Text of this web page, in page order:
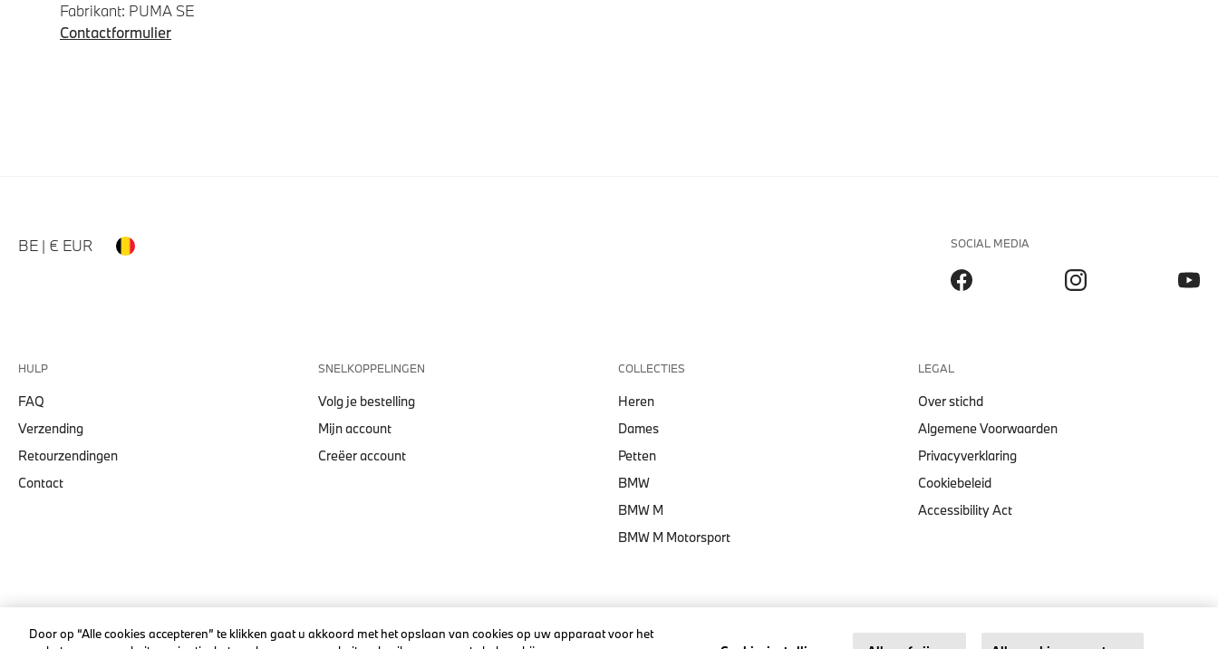
Fabrikant: PUMA SE
Contactformulier
BE | € EUR SOCIAL MEDIA
HULP
FAQ
Verzending
Retourzendingen
Contact
SNELKOPPELINGEN
Volg je bestelling
Mijn account
Creëer account
COLLECTIES
Heren
Dames
Petten
BMW
BMW M
BMW M Motorsport
LEGAL
Over stichd
Algemene Voorwaarden
Privacyverklaring
Cookiebeleid
Accessibility Act
© stichd sportmerchandising B.V. Reg. No. 63490757 Algemene Voorwaarden Privacyverklaring Cookiebeleid
Door op “Alle cookies accepteren” te klikken gaat u akkoord met het opslaan van cookies op uw apparaat voor het